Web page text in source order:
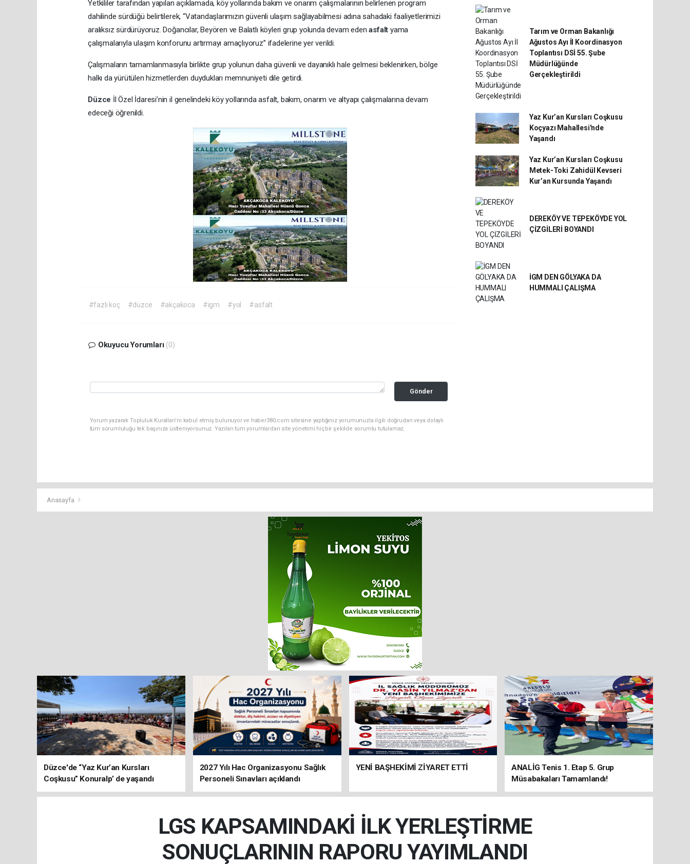
Yetkililer tarafından yapılan açıklamada, köy yollarında bakım ve onarım çalışmalarının belirlenen program
dahilinde sürdüğü belirtilerek, “Vatandaşlarımızın güvenli ulaşım sağlayabilmesi adına sahadaki faaliyetlerimizi
aralıksız sürdürüyoruz. Doğancılar, Beyören ve Balatlı köyleri grup yolunda devam edenasfaltyama
çalışmalarıyla ulaşım konforunu artırmayı amaçlıyoruz” ifadelerine yer verildi.
Çalışmaların tamamlanmasıyla birlikte grup yolunun daha güvenli ve dayanıklı hale gelmesi beklenirken, bölge
halkı da yürütülen hizmetlerden duydukları memnuniyeti dile getirdi.
Düzce İl Özel İdaresi’nin il genelindeki köy yollarında asfalt, bakım, onarım ve altyapı çalışmalarına devam
edeceği öğrenildi.
#fazlı koç #düzce #akçakoca #igm #yol #asfalt
Okuyucu Yorumları (0)
Gönder
Yorum yazarak Topluluk Kuralları’nı kabul etmiş bulunuyor ve haber380.com sitesine yaptığınız yorumunuzla ilgili doğrudan veya dolaylı
tüm sorumluluğu tek başınıza üstleniyorsunuz. Yazılan tüm yorumlardan site yönetimi hiçbir şekilde sorumlu tutulamaz.
Tarım ve Orman Bakanlığı
Ağustos Ayı İl Koordinasyon
Toplantısı DSİ 55. Şube
Müdürlüğünde
Gerçekleştirildi
Yaz Kur’an Kursları Coşkusu
Koçyazı Mahallesi'nde
Yaşandı
Yaz Kur’an Kursları Coşkusu
Metek-Toki Zahidül Kevseri
Kur’an Kursunda Yaşandı
DEREKÖY VE TEPEKÖYDE YOL
ÇİZGİLERİ BOYANDI
İGM DEN GÖLYAKA DA
HUMMALI ÇALIŞMA
Anasayfa
Düzce'de “Yaz Kur’an Kursları
Coşkusu” Konuralp’ de yaşandı
2027 Yılı Hac Organizasyonu Sağlık
Personeli Sınavları açıklandı
YENİ BAŞHEKİMİ ZİYARET ETTİ
ANALİG Tenis 1. Etap 5. Grup
Müsabakaları Tamamlandı!
LGS KAPSAMINDAKİ İLK YERLEŞTİRME
SONUÇLARININ RAPORU YAYIMLANDI